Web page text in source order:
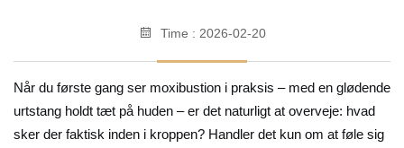
Time : 2026-02-20
Når du første gang ser moxibustion i praksis – med en glødende
urtstang holdt tæt på huden – er det naturligt at overveje: hvad
sker der faktisk inden i kroppen? Handler det kun om at føle sig